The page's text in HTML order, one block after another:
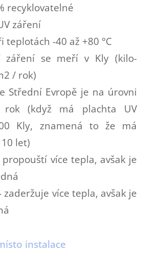
recyklovatelné
záření
teplotách -40 až +80 °C
záření se meří v Kly (kilo-
/ rok)
Střední Evropě je na úrovni
(když má plachta UV
Kly, znamená to že má
let)
propouští více tepla, avšak je
zaderžuje více tepla, avšak je
instalace